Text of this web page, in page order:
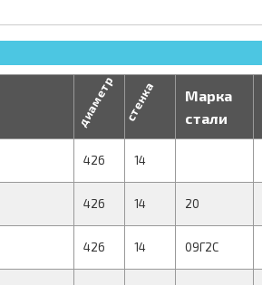
диаметр стенка
Марка
стали
426 14
426 14 20
426 14 09Г2С